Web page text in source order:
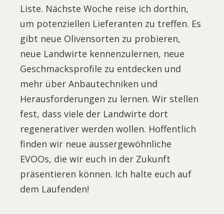
Liste. Nächste Woche reise ich dorthin,
um potenziellen Lieferanten zu treffen. Es
gibt neue Olivensorten zu probieren,
neue Landwirte kennenzulernen, neue
Geschmacksprofile zu entdecken und
mehr über Anbautechniken und
Herausforderungen zu lernen. Wir stellen
fest, dass viele der Landwirte dort
regenerativer werden wollen. Hoffentlich
finden wir neue aussergewöhnliche
EVOOs, die wir euch in der Zukunft
präsentieren können. Ich halte euch auf
dem Laufenden!